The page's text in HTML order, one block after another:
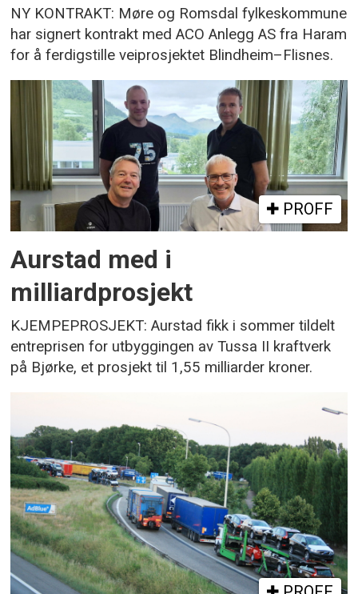
NY KONTRAKT: Møre og Romsdal fylkeskommune
har signert kontrakt med ACO Anlegg AS fra Haram
for å ferdigstille veiprosjektet Blindheim–Flisnes.
PROFF
Aurstad med i
milliardprosjekt
KJEMPEPROSJEKT: Aurstad fikk i sommer tildelt
entreprisen for utbyggingen av Tussa II kraftverk
på Bjørke, et prosjekt til 1,55 milliarder kroner.